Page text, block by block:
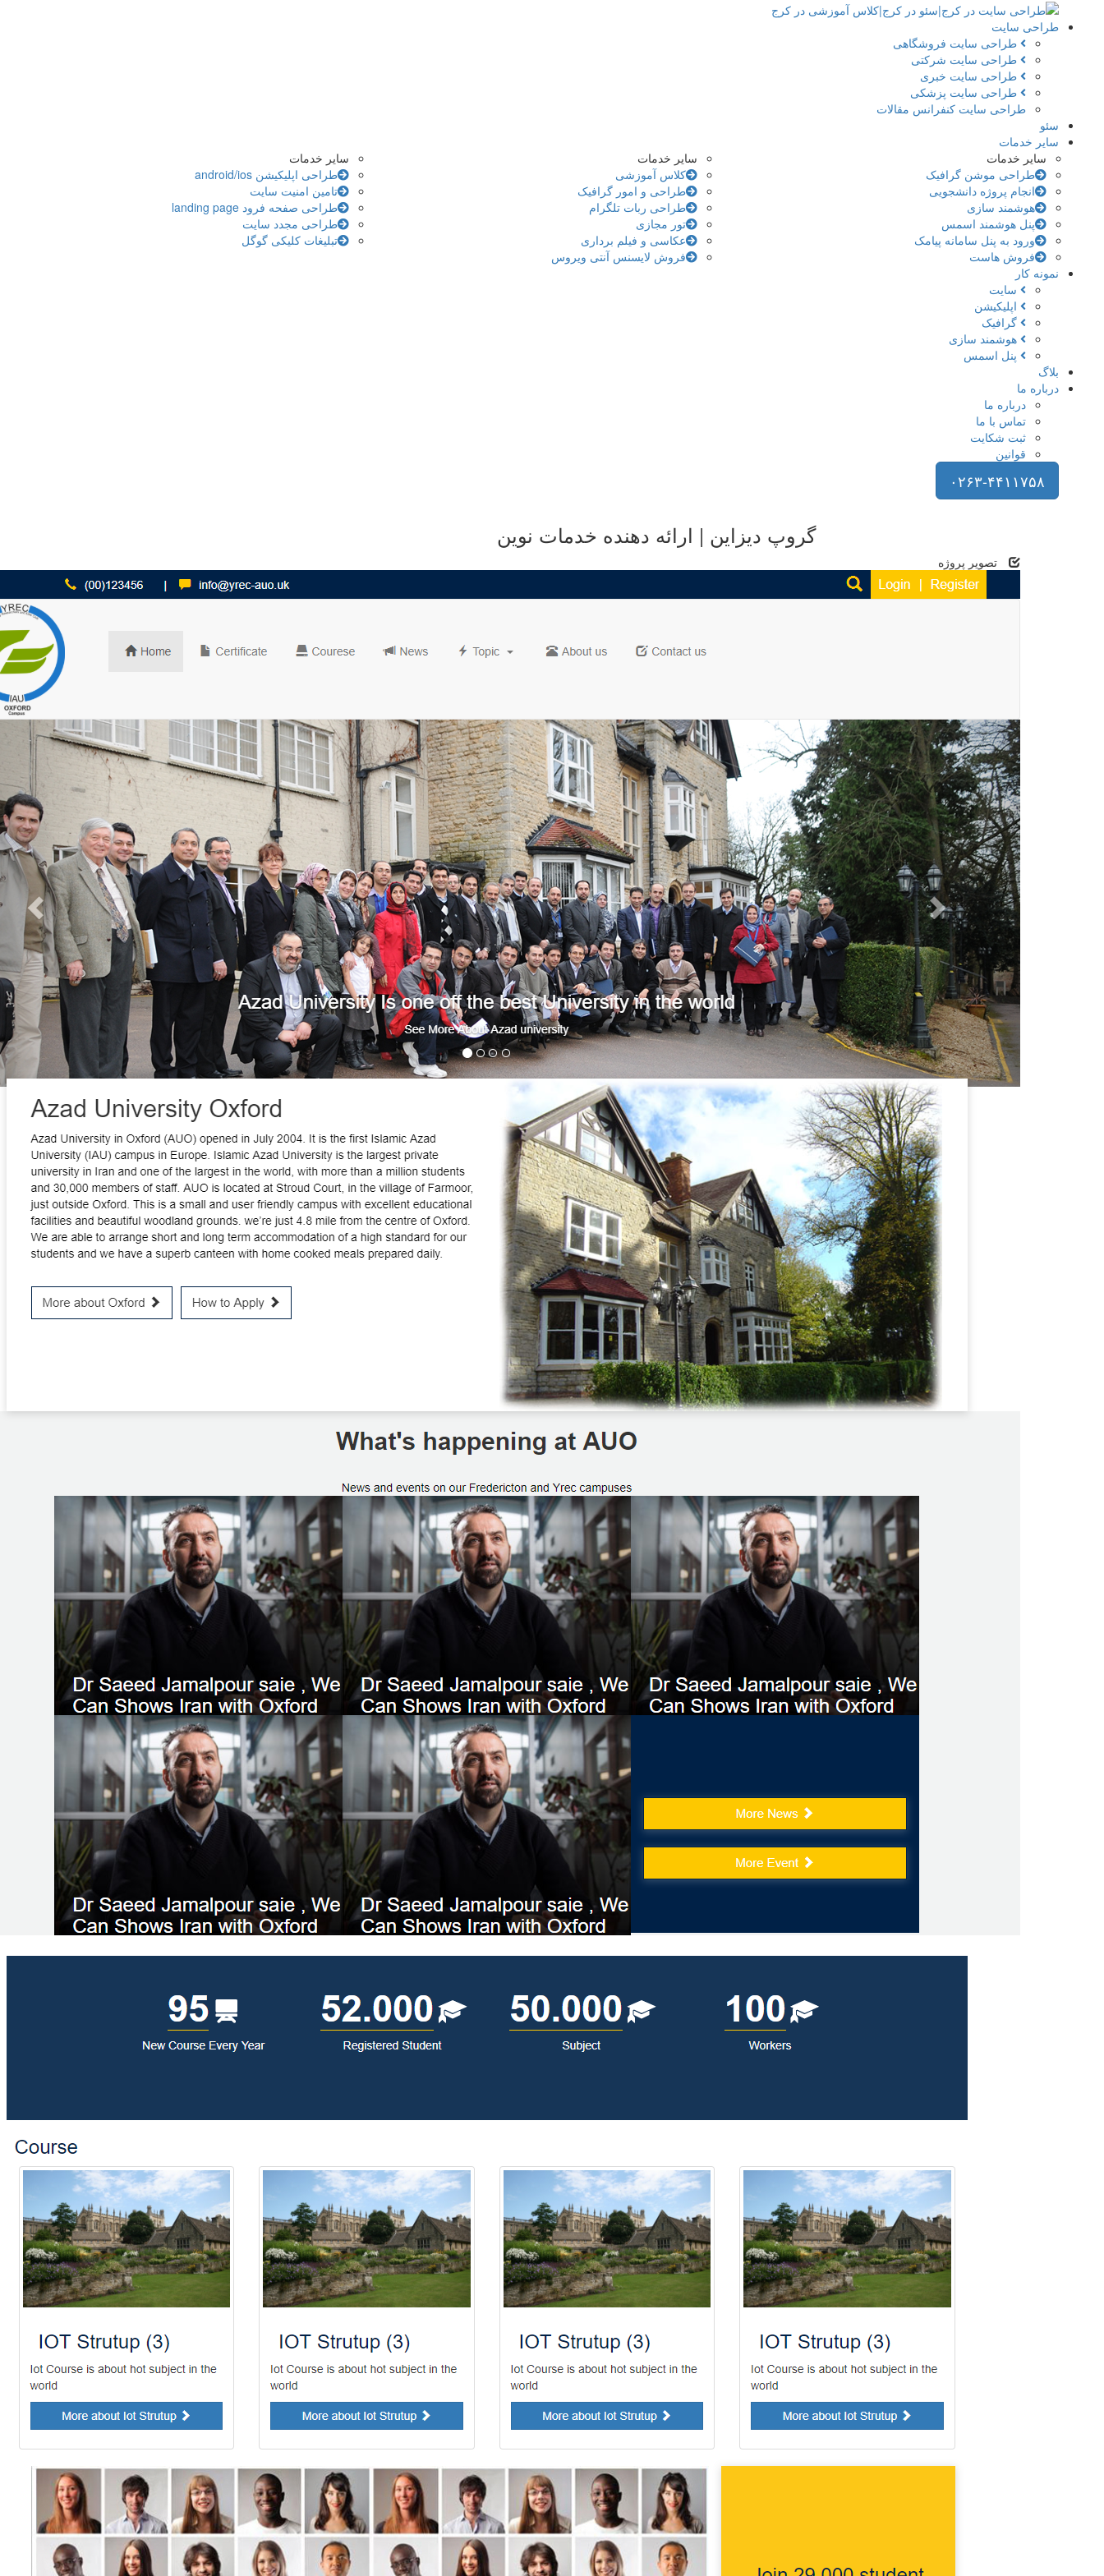
طراحی سایت
طراحی سایت فروشگاهی
طراحی سایت شرکتی
طراحی سایت خبری
طراحی سایت پزشکی
طراحی سایت کنفرانس مقالات
سئو
سایر خدمات
سایر خدمات
طراحی اپلیکیشن android/ios
تامین امنیت سایت
طراحی صفحه فرود landing page
طراحی مجدد سایت
تبلیغات کلیکی گوگل
سایر خدمات
کلاس آموزشی
طراحی و امور گرافیک
طراحی ربات تلگرام
تور مجازی
عکاسی و فیلم برداری
فروش لایسنس آنتی ویروس
سایر خدمات
طراحی موشن گرافیک
انجام پروژه دانشجویی
هوشمند سازی
پنل هوشمند اسمس
ورود به پنل سامانه پیامک
فروش هاست
نمونه کار
سایت
اپلیکیشن
گرافیک
هوشمند سازی
پنل اسمس
بلاگ
درباره ما
درباره ما
تماس با ما
ثبت شکایت
قوانین
۰۲۶۳-۴۴۱۱۷۵۸
گروپ دیزاین | ارائه دهنده خدمات نوین
طراحی سایت باشگاه نخبگان دانشگاه آزاد واحد
آموزشی
۱۸ اردیبهشت ۱۳۹۷
Azad University Oxford
Azad University in Oxford (AUO) opened in July 2004. It is the first Islamic Azad University (IAU) campus in
Europe. Islamic Azad University is the largest private university in Iran and one of the largest in the world, with
more than a million students and 30,000 members of staff. AUO is located at Stroud Court, in the village of
Farmoor, just outside Oxford. This is a small and user friendly campus with excellent educational facilities and
beautiful woodland grounds. we’re just 4.8 mile from the centre of Oxford. We are able to arrange short and long
term accommodation of a high standard for our students and we have a superb canteen with home cooked meals
prepared daily.
طراحی سایت دانشگاهی
تگ های این پست
تصویر پروژه